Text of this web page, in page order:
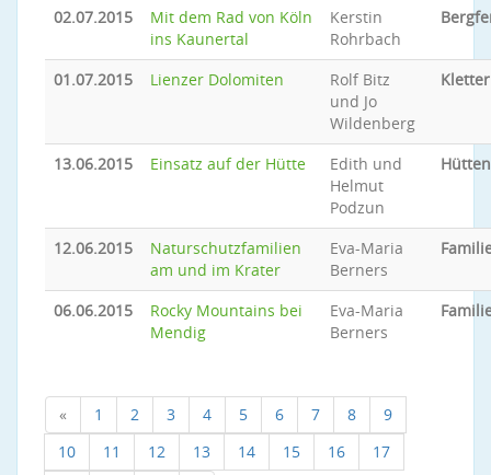
02.07.2015
Mit dem Rad von Köln
ins Kaunertal
Kerstin
Rohrbach
01.07.2015 Lienzer Dolomiten
Rolf Bitz
und Jo
Wildenberg
13.06.2015 Einsatz auf der Hütte
Edith und
Helmut
Podzun
12.06.2015
Naturschutzfamilien
am und im Krater
Eva-Maria
Berners
06.06.2015
Rocky Mountains bei
Mendig
Eva-Maria
Berners
« 1 2 3 4 5 6 7 8
9
10
11 12 13 14 15 16 17